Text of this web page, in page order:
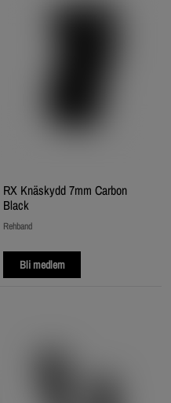
RX Knäskydd 7mm Carbon
Black
Rehband
Bli medlem